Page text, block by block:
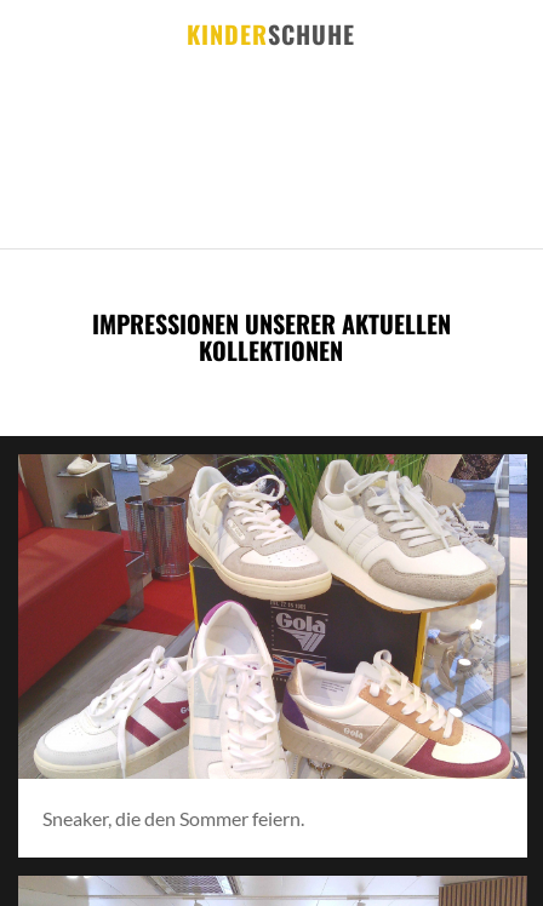
KINDERSCHUHE
IMPRESSIONEN UNSERER AKTUELLEN
KOLLEKTIONEN
Sneaker, die den Sommer feiern.